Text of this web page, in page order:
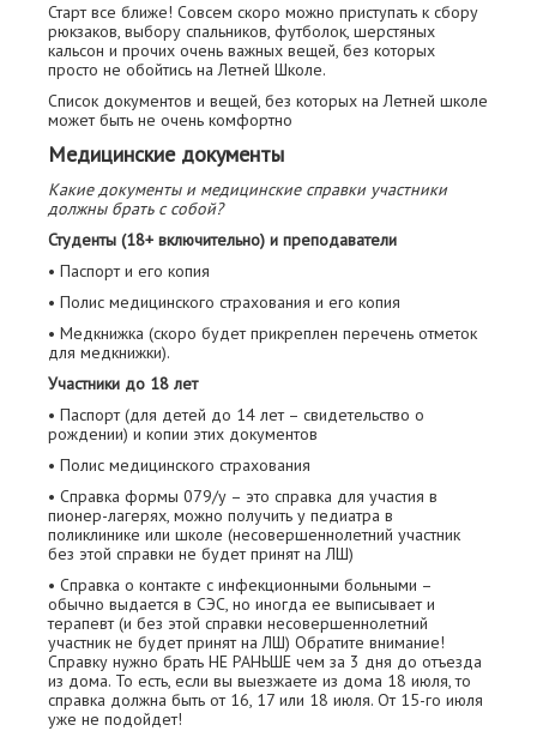
Старт все ближе! Совсем скоро можно приступать к сбору
рюкзаков, выбору спальников, футболок, шерстяных
кальсон и прочих очень важных вещей, без которых
просто не обойтись на Летней Школе.
Список документов и вещей, без которых на Летней школе
может быть не очень комфортно
Медицинские документы
Какие документы и медицинские справки участники
должны брать с собой?
Студенты (18+ включительно) и преподаватели
• Паспорт и его копия
• Полис медицинского страхования и его копия
• Медкнижка (скоро будет прикреплен перечень отметок
для медкнижки).
Участники до 18 лет
• Паспорт (для детей до 14 лет – свидетельство о
рождении) и копии этих документов
• Полис медицинского страхования
• Справка формы 079/у – это справка для участия в
пионер-лагерях, можно получить у педиатра в
поликлинике или школе (несовершеннолетний участник
без этой справки не будет принят на ЛШ)
• Справка о контакте с инфекционными больными –
обычно выдается в СЭС, но иногда ее выписывает и
терапевт (и без этой справки несовершеннолетний
участник не будет принят на ЛШ) Обратите внимание!
Справку нужно брать НЕ РАНЬШЕ чем за 3 дня до отъезда
из дома. То есть, если вы выезжаете из дома 18 июля, то
справка должна быть от 16, 17 или 18 июля. От 15-го июля
уже не подойдет!